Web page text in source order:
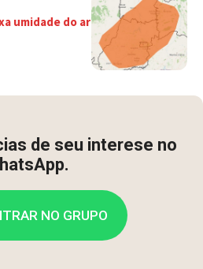
umidade do ar
de seu interese no
NO GRUPO